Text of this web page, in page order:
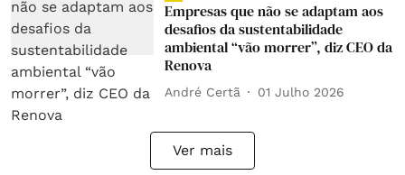
Empresas que não se adaptam aos
desafios da sustentabilidade
ambiental “vão morrer”, diz CEO da
Renova
André Certã 01 Julho 2026
Ver mais